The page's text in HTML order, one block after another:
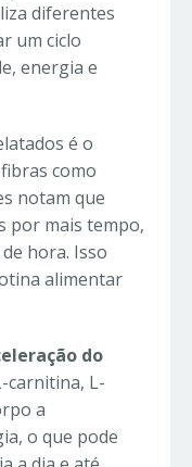
diferentes
um ciclo
energia e
é o
como
notam que
por mais tempo,
hora. Isso
alimentar
do
carnitina, L-
a
o que pode